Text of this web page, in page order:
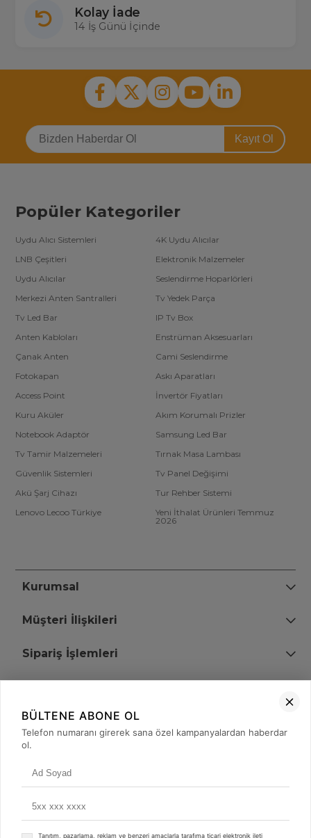
Kolay İade
14 İş Günü İçinde
Kayıt Ol
Popüler Kategoriler
Uydu Alıcı Sistemleri
4K Uydu Alıcılar
LNB Çeşitleri
Elektronik Malzemeler
Uydu Alıcılar
Seslendirme Hoparlörleri
Merkezi Anten Santralleri
Tv Yedek Parça
Tv Led Bar
IP Tv Box
Anten Kabloları
Enstrüman Aksesuarları
Çanak Anten
Cami Seslendirme
Fotokapan
Askı Aparatları
Access Point
İnvertör Fiyatları
Kuru Aküler
Akım Korumalı Prizler
Notebook Adaptör
Samsung Led Bar
Tv Tamir Malzemeleri
Tırnak Masa Lambası
Güvenlik Sistemleri
Tv Panel Değişimi
Akü Şarj Cihazı
Tur Rehber Sistemi
Lenovo Lecoo Türkiye
Yeni İthalat Ürünleri Temmuz
2026
Kurumsal
Müşteri İlişkileri
Sipariş İşlemleri
+90 (850) 473 08 08
BÜLTENE ABONE OL
Telefon numaranı girerek sana özel kampanyalardan haberdar
ol.
Tanıtım, pazarlama, reklam ve benzeri amaçlarla tarafıma ticari elektronik ileti